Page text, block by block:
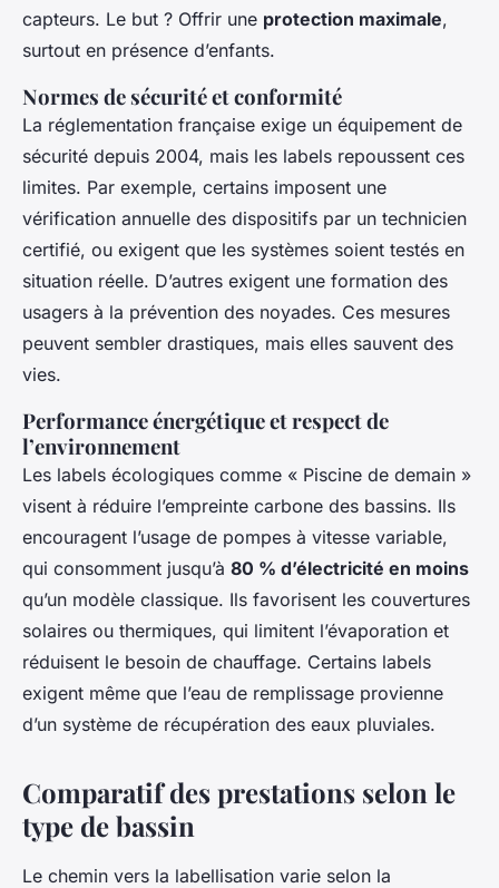
capteurs. Le but ? Offrir une protection maximale,
surtout en présence d’enfants.
Normes de sécurité et conformité
La réglementation française exige un équipement de
sécurité depuis 2004, mais les labels repoussent ces
limites. Par exemple, certains imposent une
vérification annuelle des dispositifs par un technicien
certifié, ou exigent que les systèmes soient testés en
situation réelle. D’autres exigent une formation des
usagers à la prévention des noyades. Ces mesures
peuvent sembler drastiques, mais elles sauvent des
vies.
Performance énergétique et respect de
l’environnement
Les labels écologiques comme « Piscine de demain »
visent à réduire l’empreinte carbone des bassins. Ils
encouragent l’usage de pompes à vitesse variable,
qui consomment jusqu’à 80 % d’électricité en moins
qu’un modèle classique. Ils favorisent les couvertures
solaires ou thermiques, qui limitent l’évaporation et
réduisent le besoin de chauffage. Certains labels
exigent même que l’eau de remplissage provienne
d’un système de récupération des eaux pluviales.
Comparatif des prestations selon le
type de bassin
Le chemin vers la labellisation varie selon la